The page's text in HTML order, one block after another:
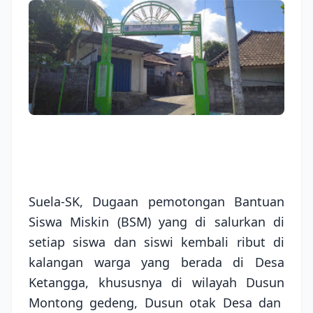
Suela-SK, Dugaan pemotongan Bantuan
Siswa Miskin (BSM) yang di salurkan di
setiap siswa dan siswi kembali ribut di
kalangan warga yang berada di Desa
Ketangga, khususnya di wilayah Dusun
Montong gedeng, Dusun otak Desa dan